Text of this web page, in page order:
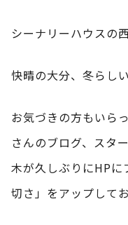
シーナリーハウスの西
快晴の大分、冬らし
お気づきの方もいら
さんのブログ、スタ
木が久しぶりにHPに
切さ」をアップして